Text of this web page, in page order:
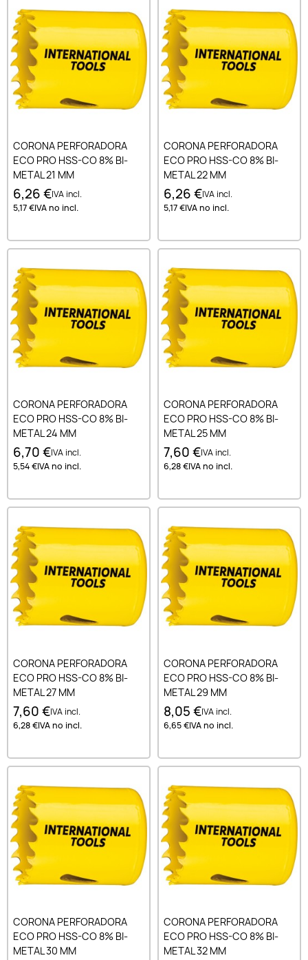
CORONA PERFORADORA
ECO PRO HSS-CO 8% BI-
METAL 21 MM
6,26 €IVA incl.
5,17 €IVA no incl.
CORONA PERFORADORA
ECO PRO HSS-CO 8% BI-
METAL 22 MM
6,26 €IVA incl.
5,17 €IVA no incl.
CORONA PERFORADORA
ECO PRO HSS-CO 8% BI-
METAL 24 MM
6,70 €IVA incl.
5,54 €IVA no incl.
CORONA PERFORADORA
ECO PRO HSS-CO 8% BI-
METAL 25 MM
7,60 €IVA incl.
6,28 €IVA no incl.
CORONA PERFORADORA
ECO PRO HSS-CO 8% BI-
METAL 27 MM
7,60 €IVA incl.
6,28 €IVA no incl.
CORONA PERFORADORA
ECO PRO HSS-CO 8% BI-
METAL 29 MM
8,05 €IVA incl.
6,65 €IVA no incl.
CORONA PERFORADORA
ECO PRO HSS-CO 8% BI-
METAL 30 MM
CORONA PERFORADORA
ECO PRO HSS-CO 8% BI-
METAL 32 MM